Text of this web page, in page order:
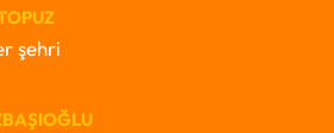
şehri